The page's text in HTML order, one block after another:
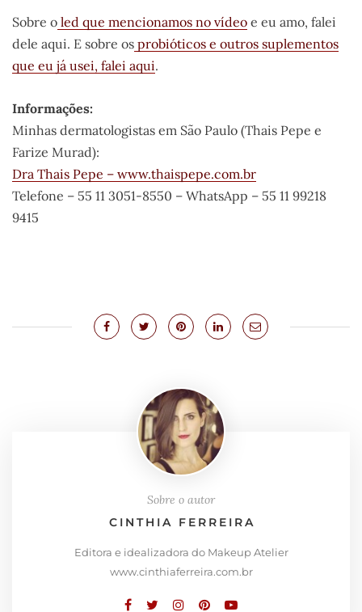
Sobre o led que mencionamos no vídeo e eu amo, falei
dele aqui. E sobre os probióticos e outros suplementos
que eu já usei, falei aqui.
Informações:
Minhas dermatologistas em São Paulo (Thais Pepe e
Farize Murad):
Dra Thais Pepe – www.thaispepe.com.br
Telefone – 55 11 3051-8550 – WhatsApp – 55 11 99218
9415
Sobre o autor
CINTHIA FERREIRA
Editora e idealizadora do Makeup Atelier
www.cinthiaferreira.com.br